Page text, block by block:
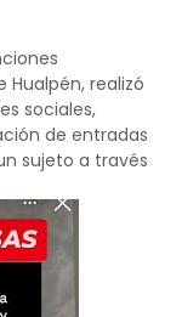
realizó
sociales,
de entradas
sujeto a través